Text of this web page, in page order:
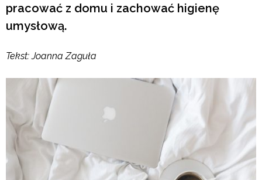
pracować z domu i zachować higienę
umysłową.
Tekst: Joanna Zaguła